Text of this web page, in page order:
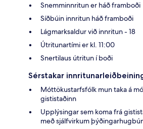
Snemminnritun er háð framboði
Síðbúin innritun háð framboði
Lágmarksaldur við innritun - 18
Útritunartími er kl. 11:00
Snertilaus útritun í boði
Sérstakar
Móttökustarfsfólk mun taka á
gististaðinn
Upplýsingar sem koma frá
með sjálfvirkum